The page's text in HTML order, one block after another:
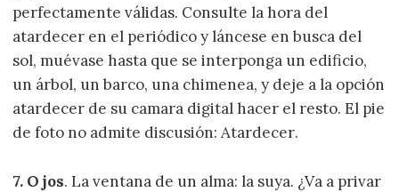
perfectamente válidas. Consulte la hora del
atardecer en el periódico y láncese en busca del
sol, muévase hasta que se interponga un edificio,
un árbol, un barco, una chimenea, y deje a la opción
atardecer de su camara digital hacer el resto. El pie
de foto no admite discusión: Atardecer.
7. Ojos. La ventana de un alma: la suya. ¿Va a privar